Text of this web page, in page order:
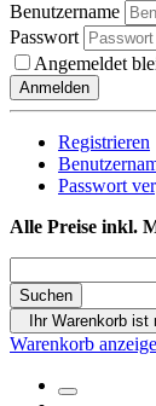
Benutzername
Passwort
Angemeldet
Anmelden
Registrieren
Passwort
Alle Preise inkl.
Ihr Warenkorb ist
Warenkorb